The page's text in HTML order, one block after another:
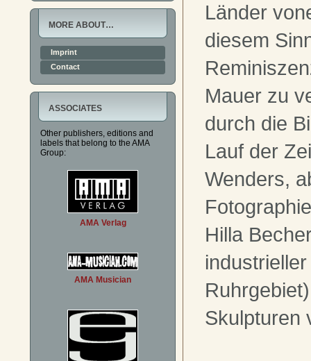
MORE ABOUT…
Imprint
Contact
ASSOCIATES
Other publishers, editions and
labels that belong to the AMA
Group:
AMA Verlag
AMA Musician
Länder
diesem
Mauer zu
durch die
Lauf der
Wenders,
Hilla
Skulpturen